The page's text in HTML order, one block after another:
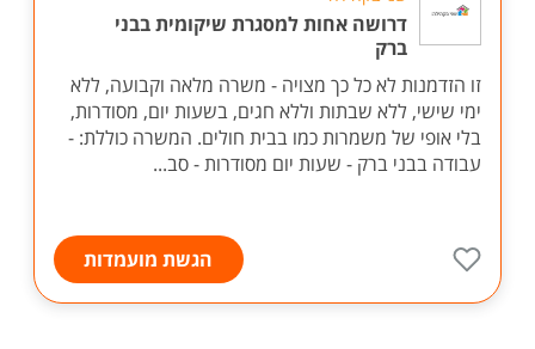
דרושה אחות למסגרת שיקומית בבני
ברק
זו הזדמנות לא כל כך מצויה - משרה מלאה וקבועה, ללא
ימי שישי, ללא שבתות וללא חגים, בשעות יום, מסודרות,
בלי אופי של משמרות כמו בבית חולים. המשרה כוללת: -
עבודה בבני ברק - שעות יום מסודרות - סב...
הגשת מועמדות